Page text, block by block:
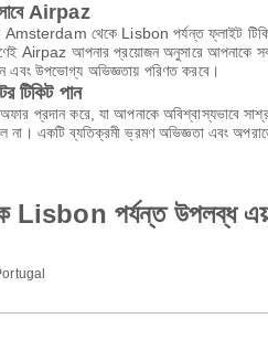
Airpaz
থেকে Lisbon পর্যন্ত ফ্লাইট
Airpaz আপনার প্রয়োজন অনুসারে আপনাকে
এবং উপভোগ্য অভিজ্ঞতায় পরিণত করবে।
পান
প্রদান করে, যা আপনাকে অবিশ্বাস্যভাবে
না। একটি ব্যতিক্রমী ভ্রমণ অভিজ্ঞতা এবং
পর্যন্ত উপলব্ধ